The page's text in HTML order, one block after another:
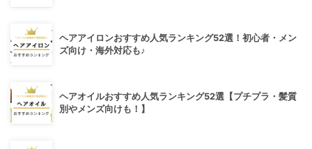
ヘアアイロンおすすめ人気ランキング52選！初心者・メン
ズ向け・海外対応も♪
ヘアオイルおすすめ人気ランキング52選【プチプラ・髪質
別やメンズ向けも！】